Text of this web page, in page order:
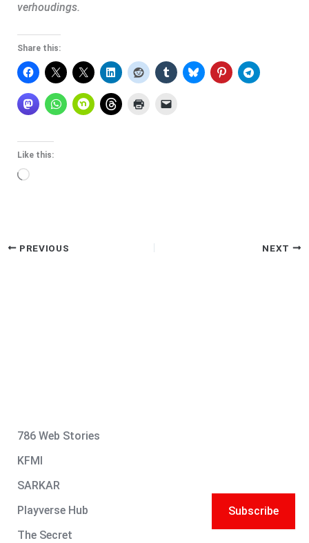
verhoudings.
Share this:
Like this:
Loading…
PREVIOUS NEXT
786 Web Stories
KFMI
SARKAR
Playverse Hub
The Secret
Subscribe